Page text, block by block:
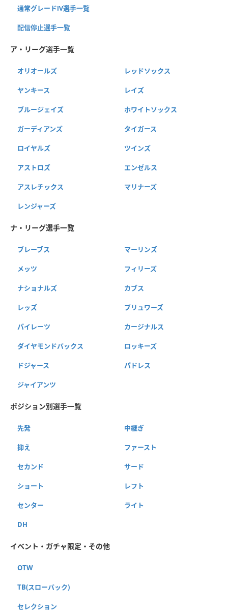
通常グレードⅣ選手一覧
配信停止選手一覧
ア・リーグ選手一覧
オリオールズ レッドソックス
ヤンキース レイズ
ブルージェイズ ホワイトソックス
ガーディアンズ タイガース
ロイヤルズ ツインズ
アストロズ エンゼルス
アスレチックス マリナーズ
レンジャーズ
ナ・リーグ選手一覧
ブレーブス マーリンズ
メッツ フィリーズ
ナショナルズ カブス
レッズ ブリュワーズ
パイレーツ カージナルス
ダイヤモンドバックス ロッキーズ
ドジャース パドレス
ジャイアンツ
ポジション別選手一覧
先発 中継ぎ
抑え ファースト
セカンド サード
ショート レフト
センター ライト
DH
イベント・ガチャ限定・その他
OTW
TB(スローバック)
セレクション